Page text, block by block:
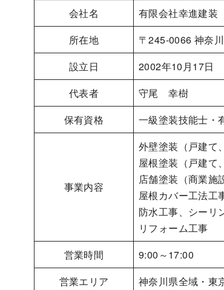
会社名
有限会社幸進建装
所在地
〒245-0066 神奈
設立日
2002年10月17日
代表者
守尾 幸樹
保有資格
一級塗装技能士・
事業内容
外壁塗装（戸建て
屋根塗装（戸建て
店舗塗装（商業施
屋根カバー工法工
防水工事、シーリ
リフォーム工事
営業時間
9:00～17:00
営業エリア
神奈川県全域・東